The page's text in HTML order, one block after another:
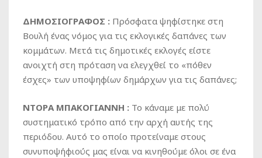
ΔΗΜΟΣΙΟΓΡΑΦΟΣ : Πρόσφατα ψηφίστηκε στη
Βουλή ένας νόμος για τις εκλογικές δαπάνες των
κομμάτων. Μετά τις δημοτικές εκλογές είστε
ανοιχτή στη πρόταση να ελεγχθεί το «πόθεν
έσχες» των υποψηφίων δημάρχων για τις δαπάνες;
ΝΤΟΡΑ ΜΠΑΚΟΓΙΑΝΝΗ : Το κάναμε με πολύ
συστηματικό τρόπο από την αρχή αυτής της
περιόδου. Αυτό το οποίο προτείναμε στους
συνυποψήφιούς μας είναι να κινηθούμε όλοι σε ένα